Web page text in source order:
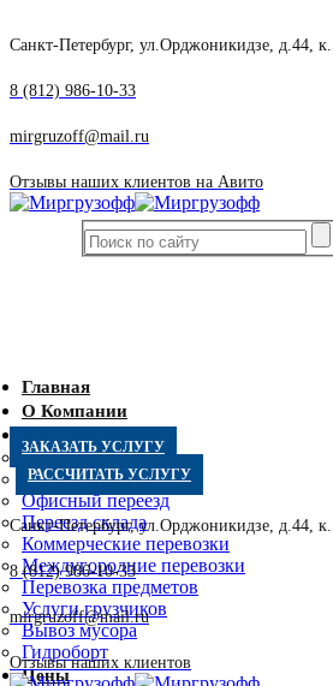
Санкт-Петербург, ул.Орджоникидзе, д.44,
8 (812) 986-10-33
mirgruzoff@mail.ru
Отзывы наших клиентов на Авито
Главная
О Компании
Квартирный переезд
Дачный переезд
Офисный переезд
Переезд склада
Коммерческие перевозки
Междугородние перевозки
Перевозка предметов
Услуги грузчиков
Вывоз мусора
Гидроборт
Цены
ЗАКАЗАТЬ УСЛУГУ
РАССЧИТАТЬ УСЛУГУ
Санкт-Петербург, ул.Орджоникидзе, д.44,
8 (812) 986-10-33
mirgruzoff@mail.ru
Отзывы наших клиентов